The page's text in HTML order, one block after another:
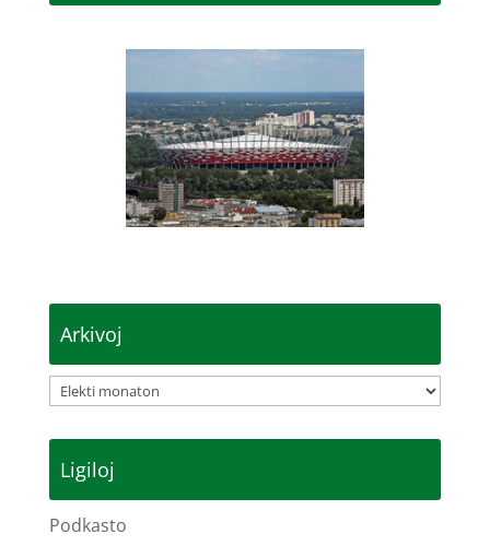
Arkivoj
Arkivoj
Ligiloj
Podkasto